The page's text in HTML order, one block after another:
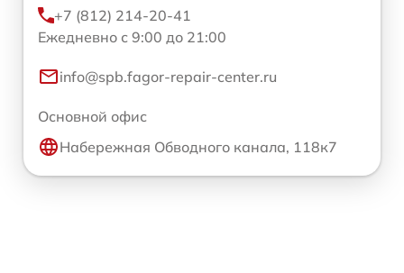
+7 (812) 214-20-41
Ежедневно с 9:00 до 21:00
info@spb.fagor-repair-center.ru
Основной офис
Набережная Обводного канала, 118к7